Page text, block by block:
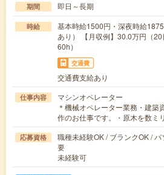
期間 即日～長期
時給
基本時給1500円・深夜時給
あり） 【月収例】30.0万円（
60h）
交通費
交通費支給あり
仕事内容
マシンオペレーター
＊機械オペレーター業務・建築
作のお仕事です。・原木を数ミ
応募資格
職種未経験OK / ブランクOK /
要
未経験可